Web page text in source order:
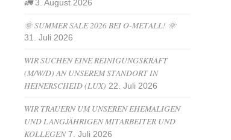
3. August 2026
🌞 SUMMER SALE 2026 BEI O-METALL! 🌞
31. Juli 2026
WIR SUCHEN EINE REINIGUNGSKRAFT
(M/W/D) AN UNSEREM STANDORT IN
HEINERSCHEID (LUX) 22. Juli 2026
WIR TRAUERN UM UNSEREN EHEMALIGEN
UND LANGJÄHRIGEN MITARBEITER UND
KOLLEGEN 7. Juli 2026